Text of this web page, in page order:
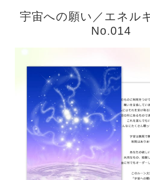
宇宙への願い／エネル
No.014